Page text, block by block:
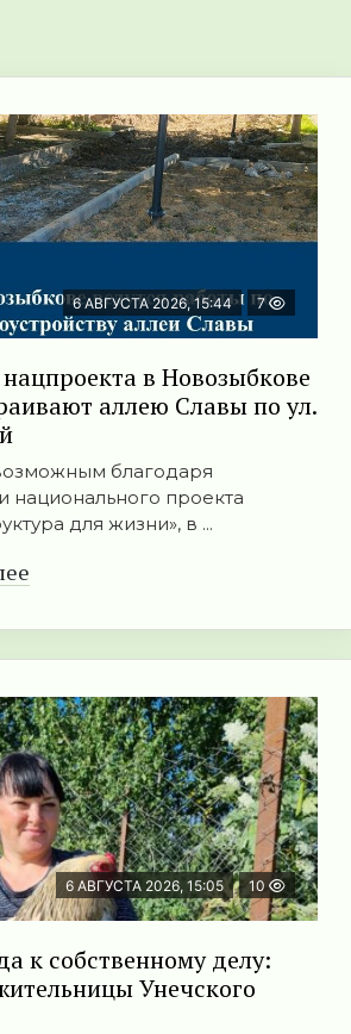
6 АВГУСТА 2026, 15:44 7
в Новозыбкове
аллею Славы по ул.
благодаря
национального проекта
для жизни», в ...
6 АВГУСТА 2026, 15:05 10
к собственному делу:
Унечского